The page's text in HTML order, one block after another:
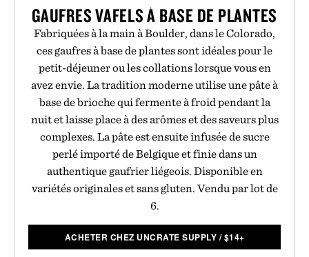
GAUFRES VAFELS À BASE DE PLANTES
Fabriquées à la main à Boulder, dans le Colorado,
ces gaufres à base de plantes sont idéales pour le
petit-déjeuner ou les collations lorsque vous en
avez envie. La tradition moderne utilise une pâte à
base de brioche qui fermente à froid pendant la
nuit et laisse place à des arômes et des saveurs plus
complexes. La pâte est ensuite infusée de sucre
perlé importé de Belgique et finie dans un
authentique gaufrier liégeois. Disponible en
variétés originales et sans gluten. Vendu par lot de
6.
ACHETER CHEZ UNCRATE SUPPLY /$14+